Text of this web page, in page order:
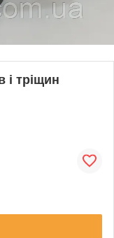
і тріщин